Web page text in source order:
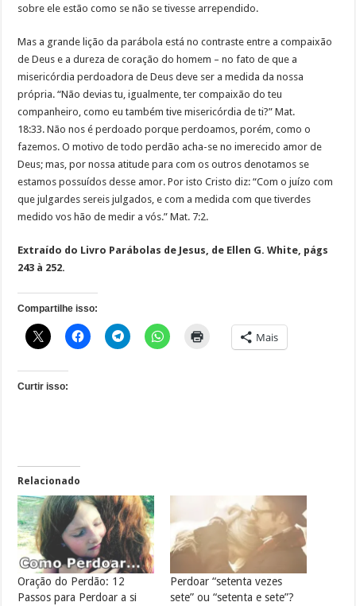
sobre ele estão como se não se tivesse arrependido.
Mas a grande lição da parábola está no contraste entre a compaixão
de Deus e a dureza de coração do homem – no fato de que a
misericórdia perdoadora de Deus deve ser a medida da nossa
própria. “Não devias tu, igualmente, ter compaixão do teu
companheiro, como eu também tive misericórdia de ti?” Mat.
18:33. Não nos é perdoado porque perdoamos, porém, como o
fazemos. O motivo de todo perdão acha-se no imerecido amor de
Deus; mas, por nossa atitude para com os outros denotamos se
estamos possuídos desse amor. Por isto Cristo diz: “Com o juízo com
que julgardes sereis julgados, e com a medida com que tiverdes
medido vos hão de medir a vós.” Mat. 7:2.
Extraído do Livro Parábolas de Jesus, de Ellen G. White, págs
243 à 252.
Compartilhe isso:
Mais
Curtir isso:
Relacionado
Oração do Perdão: 12
Passos para Perdoar a si
Perdoar “setenta vezes
sete” ou “setenta e sete”?